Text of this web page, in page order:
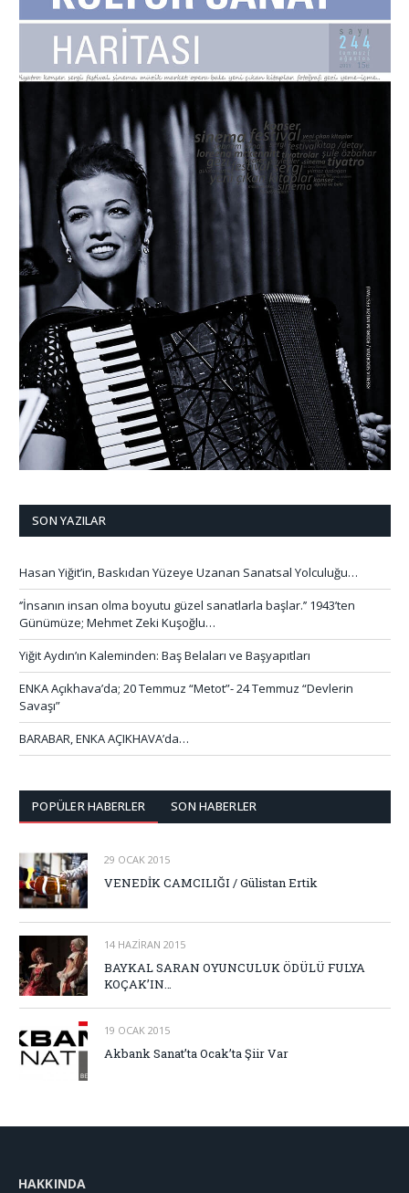
SON YAZILAR
Hasan Yiğit’in, Baskıdan Yüzeye Uzanan Sanatsal Yolculuğu…
‘’İnsanın insan olma boyutu güzel sanatlarla başlar.’’ 1943’ten
Günümüze; Mehmet Zeki Kuşoğlu…
Yiğit Aydın’ın Kaleminden: Baş Belaları ve Başyapıtları
ENKA Açıkhava’da; 20 Temmuz “Metot”- 24 Temmuz “Devlerin
Savaşı”
BARABAR, ENKA AÇIKHAVA’da…
POPÜLER HABERLER SON HABERLER
29 OCAK 2015
VENEDİK CAMCILIĞI / Gülistan Ertik
14 HAZIRAN 2015
BAYKAL SARAN OYUNCULUK ÖDÜLÜ FULYA
KOÇAK’IN…
19 OCAK 2015
Akbank Sanat’ta Ocak’ta Şiir Var
HAKKINDA